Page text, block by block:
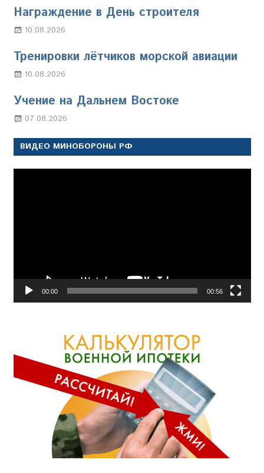
Награждение в День строителя
10.08.2026
Тренировки лётчиков морской авиации
10.08.2026
Учение на Дальнем Востоке
07.08.2026
ВИДЕО МИНОБОРОНЫ РФ
00:00 00:56